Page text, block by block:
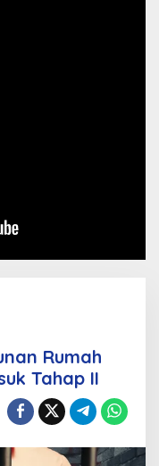
Rumah
Tahap II